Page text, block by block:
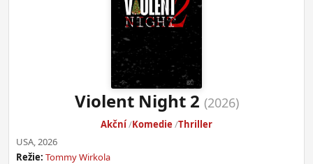
Violent Night 2 (2026)
Akční Komedie Thriller
USA, 2026
Režie: Tommy Wirkola